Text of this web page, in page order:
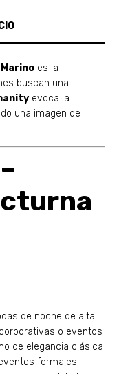
es la
buscan una
evoca la
una imagen de
de noche de alta
o eventos
de elegancia clásica
formales